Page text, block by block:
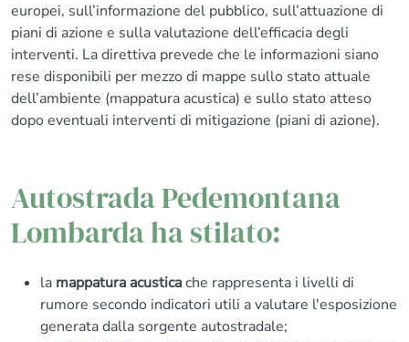
europei, sull’informazione del pubblico, sull’attuazione di
piani di azione e sulla valutazione dell’efficacia degli
interventi. La direttiva prevede che le informazioni siano
rese disponibili per mezzo di mappe sullo stato attuale
dell’ambiente (mappatura acustica) e sullo stato atteso
dopo eventuali interventi di mitigazione (piani di azione).
Autostrada Pedemontana
Lombarda ha stilato:
la mappatura acusticache rappresenta i livelli di
rumore secondo indicatori utili a valutare l'esposizione
generata dalla sorgente autostradale;